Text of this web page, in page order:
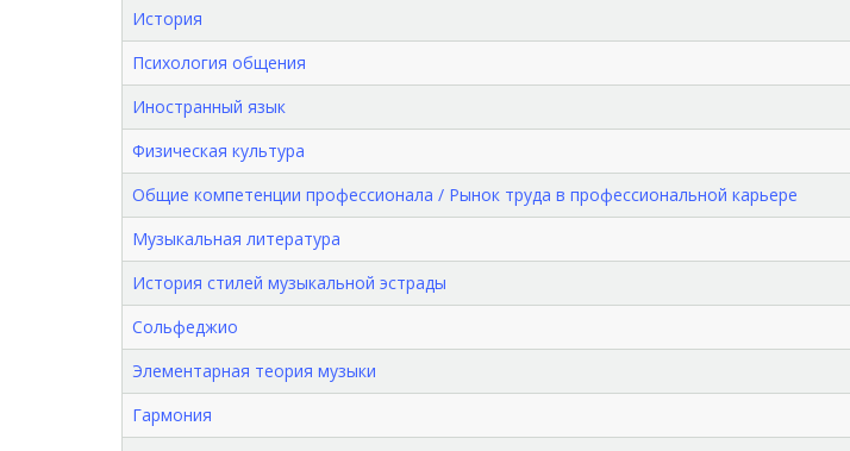
История
Психология общения
Иностранный язык
Физическая культура
Общие компетенции профессионала / Рынок труда в профессиональной карьере
Музыкальная литература
История стилей музыкальной эстрады
Сольфеджио
Элементарная теория музыки
Гармония